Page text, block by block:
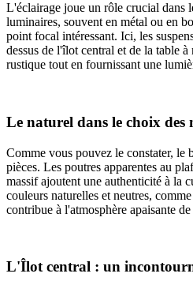
L'éclairage joue un rôle crucial dans
luminaires, souvent en métal ou en
point focal intéressant. Ici, les
dessus de l'îlot central et de la table
rustique tout en fournissant une
Le naturel dans le choix des
Comme vous pouvez le constater, le
pièces. Les poutres apparentes au
massif ajoutent une authenticité à la
couleurs naturelles et neutres,
contribue à l'atmosphère apaisante de
L'Îlot central : un